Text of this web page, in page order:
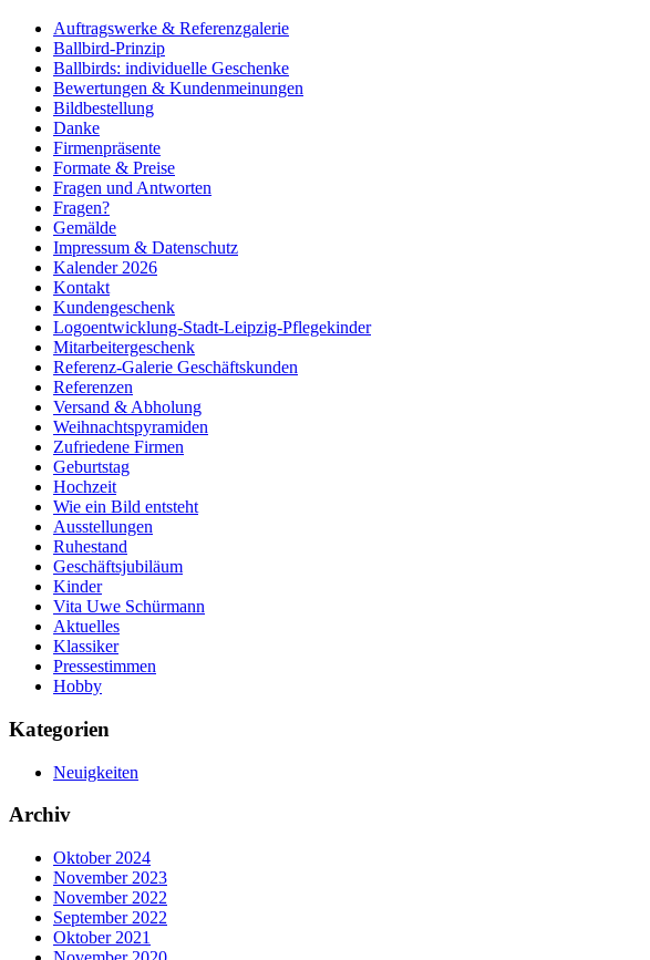
Auftragswerke & Referenzgalerie
Ballbird-Prinzip
Ballbirds: individuelle Geschenke
Bewertungen & Kundenmeinungen
Bildbestellung
Danke
Firmenpräsente
Formate & Preise
Fragen und Antworten
Fragen?
Gemälde
Impressum & Datenschutz
Kalender 2026
Kontakt
Kundengeschenk
Logoentwicklung-Stadt-Leipzig-Pflegekinder
Mitarbeitergeschenk
Referenz-Galerie Geschäftskunden
Referenzen
Versand & Abholung
Weihnachtspyramiden
Zufriedene Firmen
Geburtstag
Hochzeit
Wie ein Bild entsteht
Ausstellungen
Ruhestand
Geschäftsjubiläum
Kinder
Vita Uwe Schürmann
Aktuelles
Klassiker
Pressestimmen
Hobby
Kategorien
Neuigkeiten
Archiv
Oktober 2024
November 2023
November 2022
September 2022
Oktober 2021